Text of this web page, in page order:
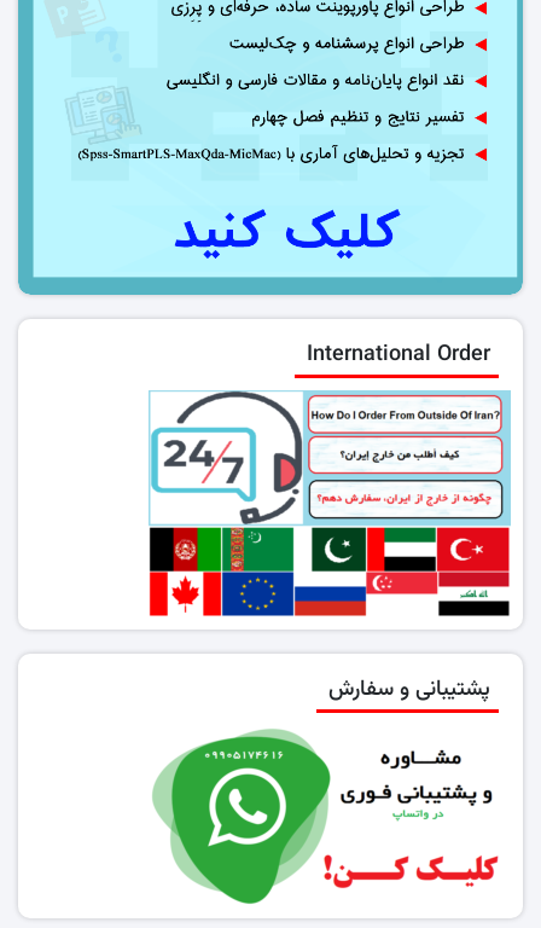
International Order
پشتیبانی و سفارش